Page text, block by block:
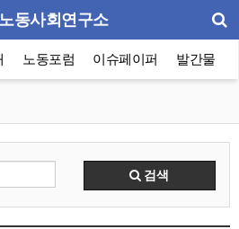
동사회연구소
노동포럼 이슈페이퍼 발간물
검색